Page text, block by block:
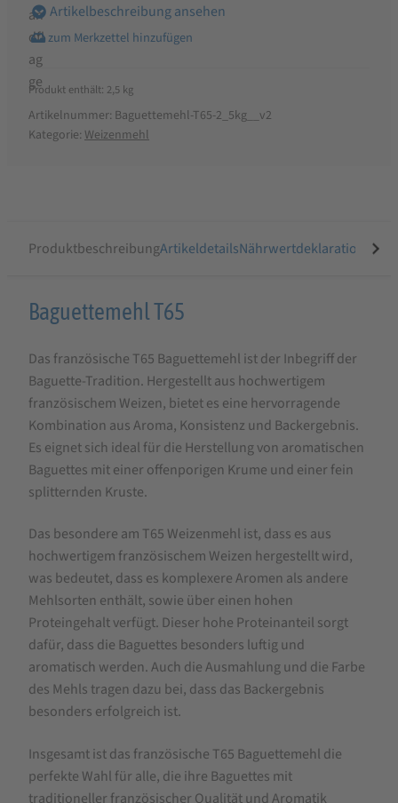
Artikelbeschreibung ansehen
Produkt enthält: 2,5 kg
Artikelnummer: Baguettemehl-T65-2_5kg__v2
Kategorie: Weizenmehl
ProduktbeschreibungArtikeldetailsNährwertdeklaration
Produktbeschreibung
Baguettemehl
|
Farine
de
blé
T65
|
Baguette
de
tradition
française
Baguettemehl T65
Das französische T65 Baguettemehl ist der Inbegriff der
Baguette-Tradition. Hergestellt aus hochwertigem
französischem Weizen, bietet es eine hervorragende
Kombination aus Aroma, Konsistenz und Backergebnis.
Es eignet sich ideal für die Herstellung von aromatischen
Baguettes mit einer offenporigen Krume und einer fein
splitternden Kruste.
Das besondere am T65 Weizenmehl ist, dass es aus
hochwertigem französischem Weizen hergestellt wird,
was bedeutet, dass es komplexere Aromen als andere
Mehlsorten enthält, sowie über einen hohen
Proteingehalt verfügt. Dieser hohe Proteinanteil sorgt
dafür, dass die Baguettes besonders luftig und
aromatisch werden. Auch die Ausmahlung und die Farbe
des Mehls tragen dazu bei, dass das Backergebnis
besonders erfolgreich ist.
Insgesamt ist das französische T65 Baguettemehl die
perfekte Wahl für alle, die ihre Baguettes mit
traditioneller französischer Qualität und Aromatik